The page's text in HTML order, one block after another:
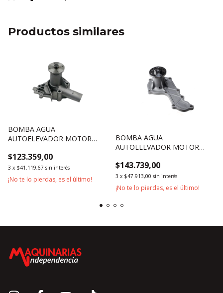
Productos similares
BOMBA AGUA
AUTOELEVADOR MOTOR
$123.359,00
3 x $41.119,67 sin interés
¡No te lo pierdas, es el último!
BOMBA AGUA
AUTOELEVADOR MOTOR
$143.739,00
3 x $47.913,00 sin interés
¡No te lo pierdas, es el último!